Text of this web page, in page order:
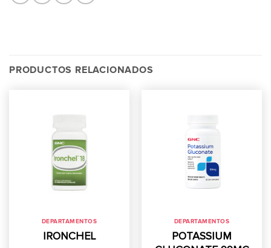
PRODUCTOS RELACIONADOS
DEPARTAMENTOS
IRONCHEL
DEPARTAMENTOS
POTASSIUM